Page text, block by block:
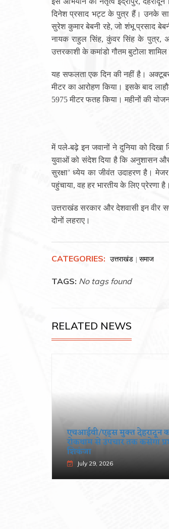
दिनेश प्रसाद भट्ट के पुत्र हैं। उनके
सुरेश कुमार बेबनी रहे, जो शंभू प्रसाद
नायक राहुल सिंह, कुंवर सिंह के पुत्र,
उत्तरकाशी के कमांडो गौतम बुटोला शामिल
यह सफलता एक दिन की नहीं है।
मीटर का आरोहण किया। इसके बाद
5975 मीटर फतह किया। महीनों की
में पले-बढ़े इन जवानों ने दुनिया को
युवाओं को संदेश दिया है कि अनुशासन और
सुरक्षा’ ध्येय का जीवंत उदाहरण है।
पहुंचाया, वह हर भारतीय के लिए प्रेरणा है।
उत्तराखंड सरकार और देशवासी इन वीर
दोनों लहराए।
CATEGORIES: उत्तराखंड | समाज
TAGS: No tags found
RELATED NEWS
एचआईवी/एड्स मुक्त देहरादून
रोकथाम से उपचार तक कसेगा
शिकंजा
July 29, 2026
खंडूड़ी और जसपाल
श्रद्धांजलि
June 19, 2026